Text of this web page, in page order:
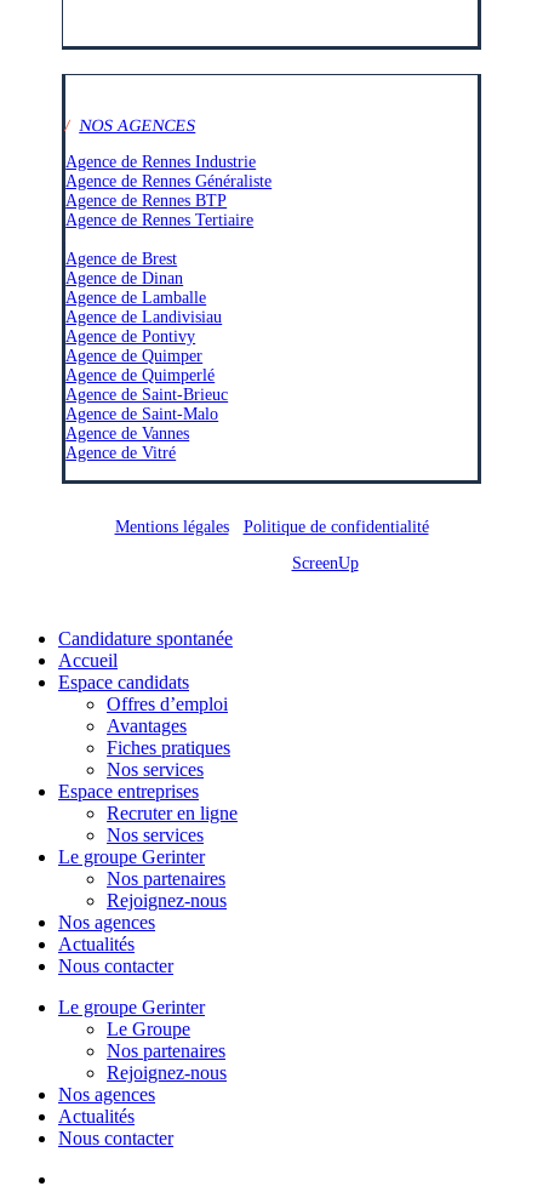
/ NOS AGENCES
Agence de Rennes Industrie
Agence de Rennes Généraliste
Agence de Rennes BTP
Agence de Rennes Tertiaire
Agence de Brest
Agence de Dinan
Agence de Lamballe
Agence de Landivisiau
Agence de Pontivy
Agence de Quimper
Agence de Quimperlé
Agence de Saint-Brieuc
Agence de Saint-Malo
Agence de Vannes
Agence de Vitré
Mentions légales/ Politique de confidentialité
ScreenUp
Close
Menu
Candidature spontanée
Accueil
Espace candidats
Offres d’emploi
Avantages
Fiches pratiques
Nos services
Espace entreprises
Recruter en ligne
Nos services
Le groupe Gerinter
Nos partenaires
Rejoignez-nous
Nos agences
Actualités
Nous contacter
Le groupe Gerinter
Le Groupe
Nos partenaires
Rejoignez-nous
Nos agences
Actualités
Nous contacter